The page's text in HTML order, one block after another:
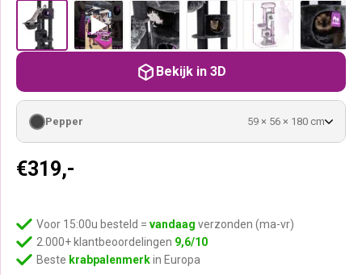
€319,-
Pepper 59 × 56 × 180 cm
Voor 15:00u besteld = vandaag verzonden (ma-vr)
2.000+ klantbeoordelingen 9,6/10
Beste krabpalenmerkin Europa
Bekijk in 3D